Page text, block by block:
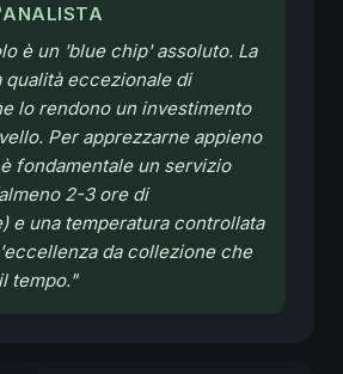
è un 'blue chip' assoluto. La
qualità eccezionale di
lo rendono un investimento
Per apprezzarne appieno
fondamentale un servizio
2-3 ore di
e una temperatura controllata
da collezione che
tempo."